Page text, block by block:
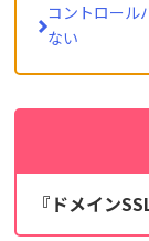
コントロール
ない
『ドメイン